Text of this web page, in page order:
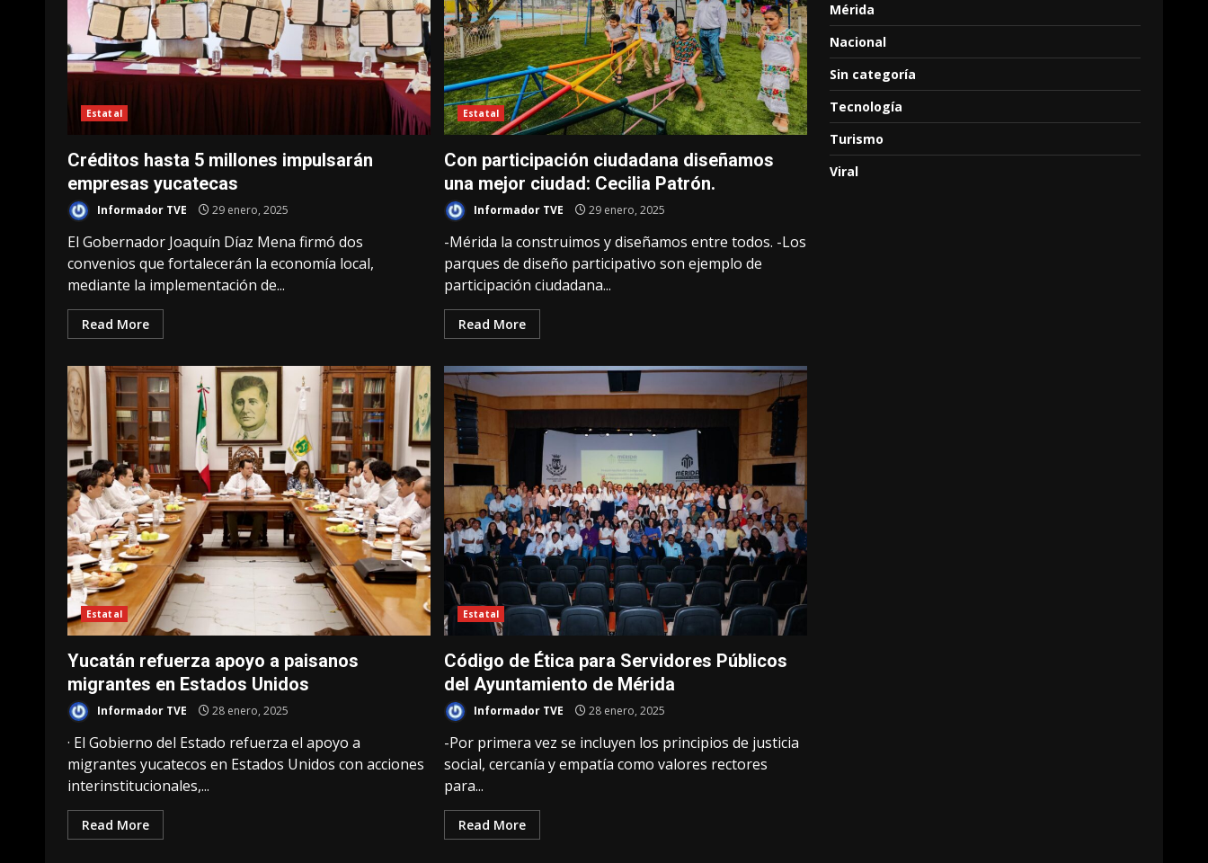
Estatal
Créditos hasta 5 millones impulsarán
empresas yucatecas
Informador TVE 29 enero, 2025
El Gobernador Joaquín Díaz Mena firmó dos
convenios que fortalecerán la economía local,
mediante la implementación de...
Read More
Estatal
Con participación ciudadana diseñamos
una mejor ciudad: Cecilia Patrón.
Informador TVE 29 enero, 2025
-Mérida la construimos y diseñamos entre todos. -Los
parques de diseño participativo son ejemplo de
participación ciudadana...
Read More
Estatal
Yucatán refuerza apoyo a paisanos
migrantes en Estados Unidos
Informador TVE 28 enero, 2025
· El Gobierno del Estado refuerza el apoyo a
migrantes yucatecos en Estados Unidos con acciones
interinstitucionales,...
Read More
Estatal
Código de Ética para Servidores Públicos
del Ayuntamiento de Mérida
Informador TVE 28 enero, 2025
-Por primera vez se incluyen los principios de justicia
social, cercanía y empatía como valores rectores
para...
Read More
Mérida
Nacional
Sin categoría
Tecnología
Turismo
Viral